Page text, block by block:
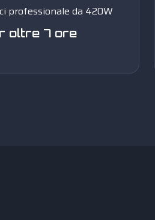
professionale da 420W
oltre 7 ore